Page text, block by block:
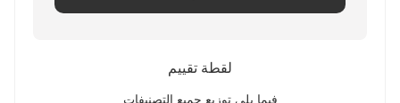
لقطة تقييم
فيما يلي توزيع جميع التصنيفات